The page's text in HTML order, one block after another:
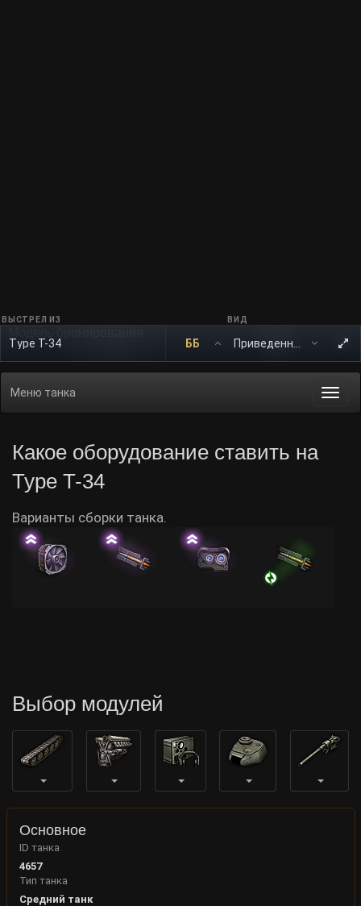
ВЫСТРЕЛ ИЗ
Type T-34 ББ
ВИД
Меню танка
Какое оборудование ставить на
Type T-34
Варианты сборки танка.
Выбор модулей
Основное
ID танка
4657
Тип танка
Средний танк